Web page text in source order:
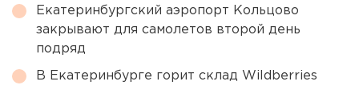
Екатеринбургский аэропорт Кольцово
закрывают для самолетов второй день
подряд
В Екатеринбурге горит склад Wildberries